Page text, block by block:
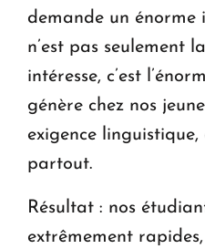
demande un énorme
n’est pas seulement
intéresse, c’est
génère chez nos
exigence
partout.
Résultat : nos
extrêmement